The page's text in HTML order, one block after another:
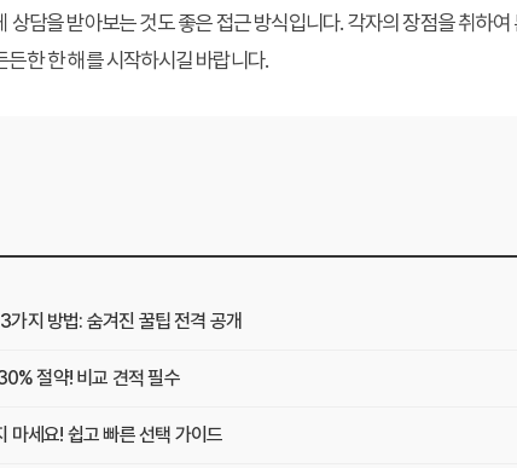
상담을 받아보는 것도 좋은 접근 방식입니다. 각자의 장점을 취하
한 한 해를 시작하시길 바랍니다.
지 방법: 숨겨진 꿀팁 전격 공개
절약! 비교 견적 필수
마세요! 쉽고 빠른 선택 가이드